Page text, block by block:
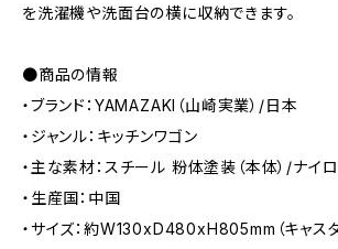
を洗濯機や洗面台の横に収納できます。
●商品の情報
・ブランド：YAMAZAKI（山崎実業）/日本
・ジャンル：キッチンワゴン
・主な素材：スチール 粉体塗装（本体）/ナイロ
・生産国：中国
・サイズ：約W130xD480xH805mm（キャス